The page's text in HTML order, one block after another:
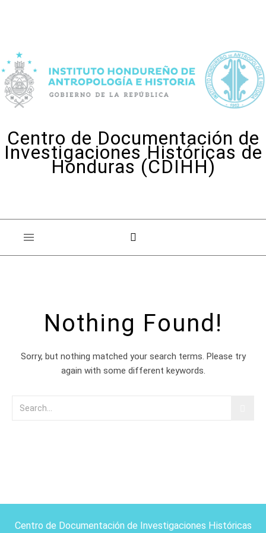
Centro de Documentación de
Investigaciones Históricas de
Honduras (CDIHH)
Nothing Found!
Sorry, but nothing matched your search terms. Please try
again with some different keywords.
Centro de Documentación de Investigaciones Históricas